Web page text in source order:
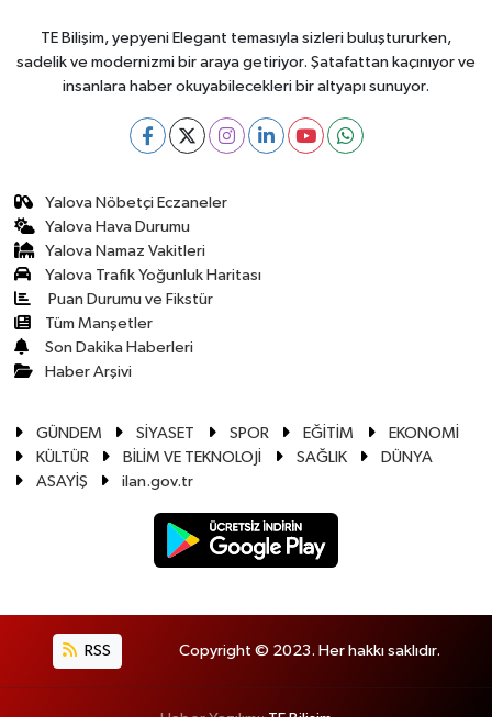
TE Bilişim, yepyeni Elegant temasıyla sizleri buluştururken,
sadelik ve modernizmi bir araya getiriyor. Şatafattan kaçınıyor ve
insanlara haber okuyabilecekleri bir altyapı sunuyor.
Yalova Nöbetçi Eczaneler
Yalova Hava Durumu
Yalova Namaz Vakitleri
Yalova Trafik Yoğunluk Haritası
Puan Durumu ve Fikstür
Tüm Manşetler
Son Dakika Haberleri
Haber Arşivi
GÜNDEM SİYASET SPOR EĞİTİM
EKONOMİ
KÜLTÜR
BİLİM VE TEKNOLOJİ SAĞLIK
DÜNYA
ASAYİŞ
ilan.gov.tr
RSS Copyright © 2023. Her hakkı saklıdır.